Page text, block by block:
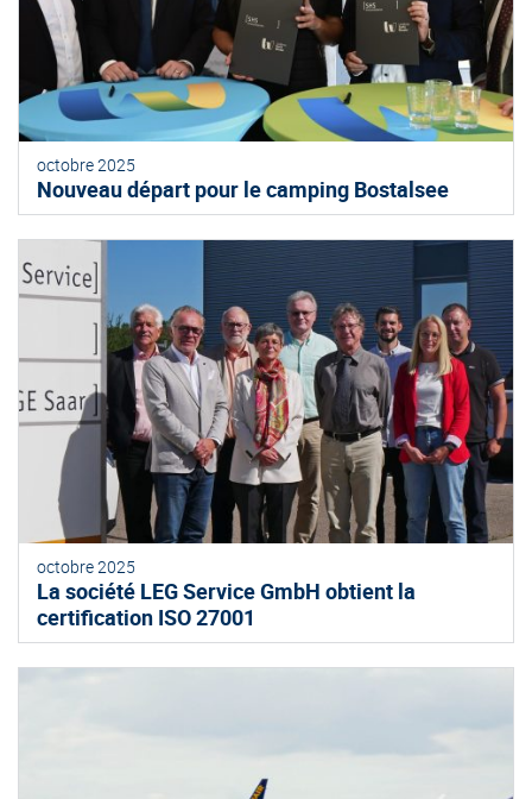
octobre 2025
Nouveau départ pour le camping Bostalsee
octobre 2025
La société LEG Service GmbH obtient la
certification ISO 27001